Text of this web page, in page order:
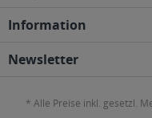
Information
Newsletter
* Alle Preise inkl. gesetzl.